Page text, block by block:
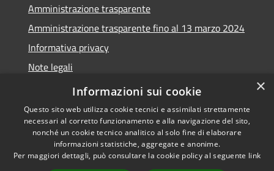
Amministrazione trasparente
Amministrazione trasparente fino al 13 marzo 2024
Informativa privacy
Note legali
Dichiarazione di accessibilità
Accessibilità
Copyright © 2026 • Comune di
Lozzo di Cadore • Powered by
×
Informazioni sui cookie
Questo sito web utilizza cookie tecnici e assimilati strettamente
necessari al corretto funzionamento e alla navigazione del sito,
nonché un cookie tecnico analitico al solo fine di elaborare
informazioni statistiche, aggregate e anonime.
Per maggiori dettagli, può consultare la cookie policy al seguente link